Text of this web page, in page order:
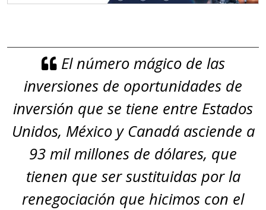
El número mágico de las
inversiones de oportunidades de
inversión que se tiene entre Estados
Unidos, México y Canadá asciende a
93 mil millones de dólares, que
tienen que ser sustituidas por la
renegociación que hicimos con el